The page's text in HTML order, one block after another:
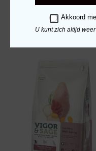
TOEVOEGEN AAN
WINKELWAGEN
Akkoord
U kunt zich altijd